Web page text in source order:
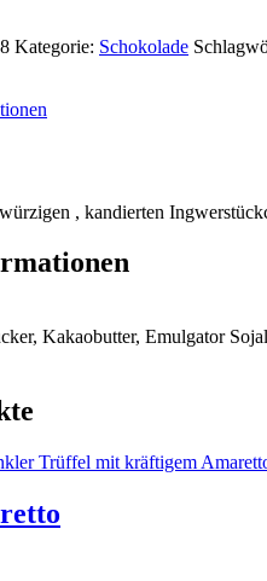
Kategorie: Schokolade
, kandierten
Kakaobutter, Emulgator